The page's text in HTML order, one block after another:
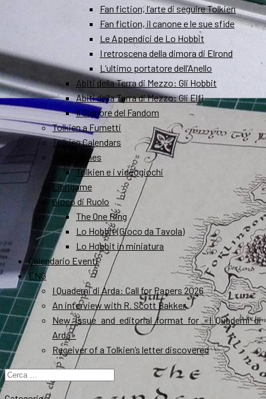
Fan fiction, l’arte di seguire Tolkien
Fan fiction, il canone e le sue sfide
Le Appendici de Lo Hobbit
I retroscena della dimora di Elrond
L’ultimo portatore dell’Anello
Abiti della Terra di Mezzo: Gli Hobbit
Abiti della Terra di Mezzo: Gli Elfi
Il Signore del Fandom
Tolkien a Fumetti
Tolkien Calendars
Videogames
Tolkien e i videogiochi
Librigame
Gioco di Ruolo
The One Ring
Lo Hobbit (Gioco da Tavola)
Lo Hobbit in miniatura
Calendario Eventi
ENG
I Quaderni di Arda: Call for Papers 2026
An interview with R. Scott Bakker
New Issue and editorial format for «I Quaderni di
Arda»
Receiver of a Tolkien’s letter discovered
Ricerca